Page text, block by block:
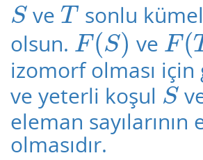
S
S veT
T sonlu
olsun. F(S)
F(S) ve F(
F(T)
izomorf olması için
ve yeterli koşul S
S
eleman sayılarının
olmasıdır.